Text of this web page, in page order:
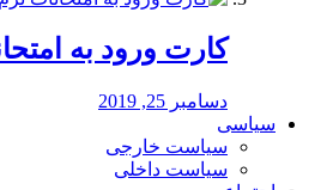
کارت ورود به
دسامبر 25, 2019
سیاسی
سیاست خارجی
سیاست داخلی